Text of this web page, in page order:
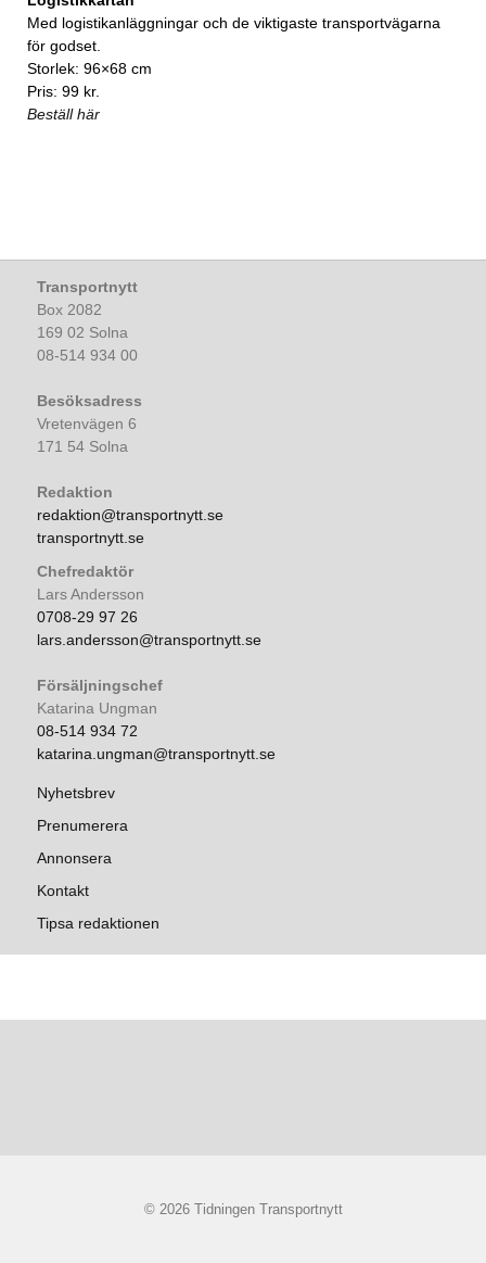
Med logistikanläggningar och de viktigaste transportvägarna
för godset.
Storlek: 96×68 cm
Pris: 99 kr.
Beställ här
Transportnytt
Box 2082
169 02 Solna
08-514 934 00
Besöksadress
Vretenvägen 6
171 54 Solna
Redaktion
redaktion@transportnytt.se
transportnytt.se
Chefredaktör
Lars Andersson
0708-29 97 26
lars.andersson@transportnytt.se
Försäljningschef
Katarina Ungman
08-514 934 72
katarina.ungman@transportnytt.se
Nyhetsbrev
Prenumerera
Annonsera
Kontakt
Tipsa redaktionen
© 2026 Tidningen Transportnytt